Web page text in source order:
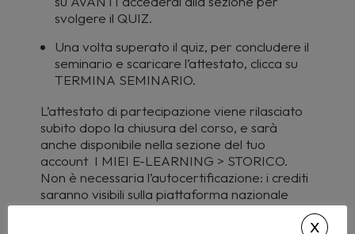
svolgere il QUIZ.
Una volta superato il quiz, per concludere il
seminario e scaricare l’attestato, clicca su
TERMINA SEMINARIO.
L’attestato di partecipazione viene rilasciato
subito dopo la chiusura del corso, e sarà
anche disponibile nella sezione del tuo
account I MIEI E-LEARNING > STORICO.
Non è necessaria l’autocertificazione: i crediti
saranno visibili sulla piattaforma nazionale
CNAPPC entro 30/40 giorni.